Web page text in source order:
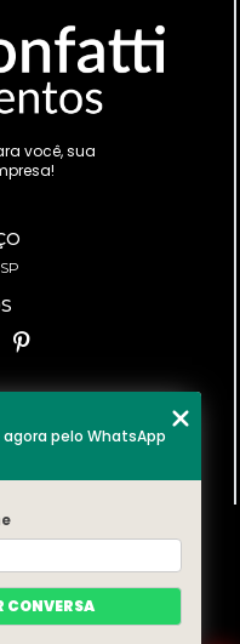
você, sua
agora pelo WhatsApp
CONVERSA